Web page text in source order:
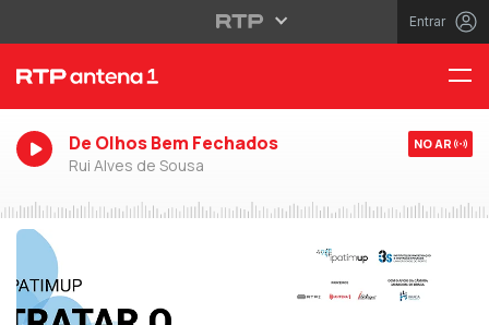
Entrar
De Olhos Bem Fechados
Rui Alves de Sousa
NO AR